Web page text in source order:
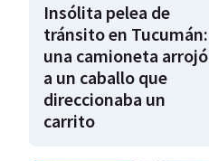
Insólita pelea de
tránsito en Tucumán:
una camioneta arrojó
a un caballo que
direccionaba un
carrito